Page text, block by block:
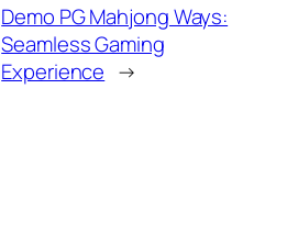
Demo PG Mahjong Ways:
Seamless Gaming
Experience →